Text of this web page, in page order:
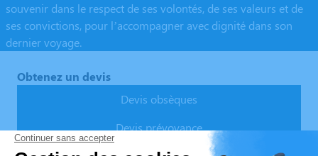
souvenir dans le respect de ses volontés, de ses valeurs et de
ses convictions, pour l’accompagner avec dignité dans son
dernier voyage.
Obtenez un devis
Devis obsèques
Devis prévoyance